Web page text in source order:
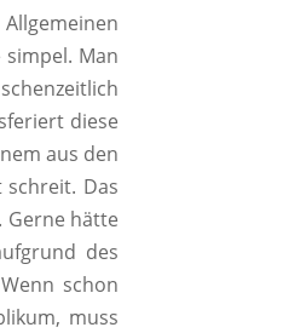
Man
diese
aus den
schreit. Das
Gerne hätte
des
schon
muss